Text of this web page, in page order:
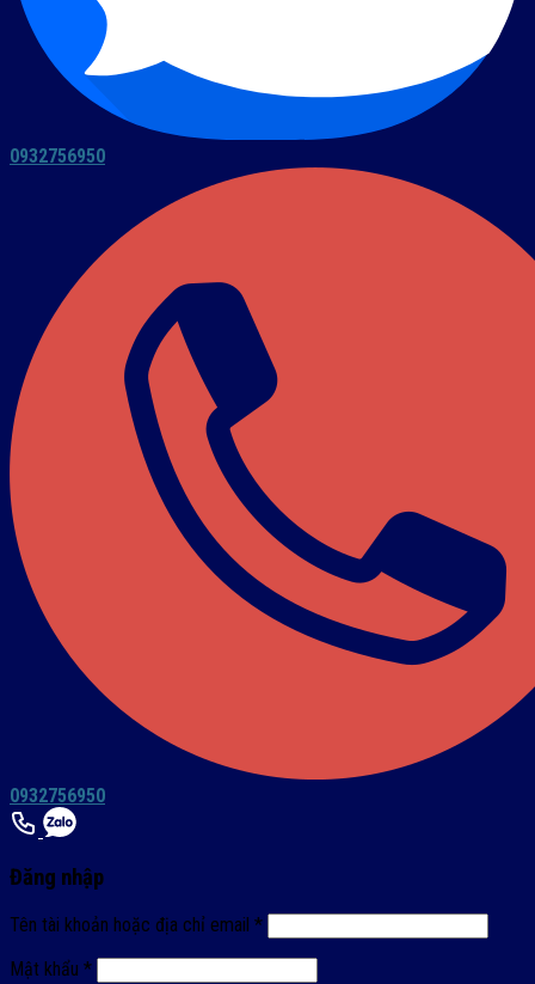
0932756950
0932756950
Đăng nhập
Tên tài khoản hoặc địa chỉ email *
Mật khẩu *